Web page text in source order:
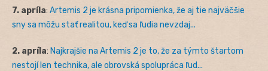
7. apríla: Artemis 2 je krásna pripomienka, že aj tie najväčšie
sny sa môžu stať realitou, keď sa ľudia nevzdaj...
2. apríla: Najkrajšie na Artemis 2 je to, že za týmto štartom
nestojí len technika, ale obrovská spolupráca ľud...